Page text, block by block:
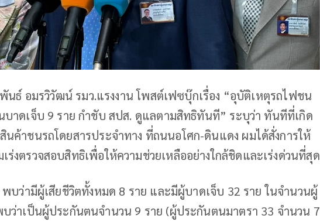
นธ์ อมรวิวัฒน์ รมว.แรงงาน โพสต์เฟซบุ๊กเรื่อง “อุบัติเหตุรถไฟชน
าดเจ็บ 9 ราย กำชับ สปส. ดูแลตามสิทธิทันที” ระบุว่า ทันทีที่เกิด
ค้าชนรถโดยสารประจำทาง ที่ถนนอโศก-ดินแดง ผมได้สั่งการให้
ร่งตรวจสอบสิทธิเพื่อให้ความช่วยเหลืออย่างใกล้ชิดและเร่งด่วนที่สุด
พบว่ามีผู้เสียชีวิตทั้งหมด 8 ราย และมีผู้บาดเจ็บ 32 ราย ในจำนวนผู้
ว่าเป็นผู้ประกันตนจำนวน 9 ราย (ผู้ประกันตนมาตรา 33 จำนวน 7